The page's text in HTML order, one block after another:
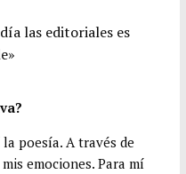
las editoriales es
poesía. A través de
emociones. Para mí